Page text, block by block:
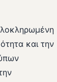
και την